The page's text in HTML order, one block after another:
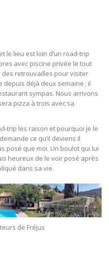
le lieu est loin d’un road-trip
avec piscine privée le tout
retrouvailles pour visiter
depuis déjà deux semaine ; il
sympas. Nous arrivons
pizza à trois avec sa
trip les raison et pourquoi je le
ce qu’il deviens il
posé que moi. Un boulot qui lui
heureux de le voir posé après
dans sa vie.
de Fréjus